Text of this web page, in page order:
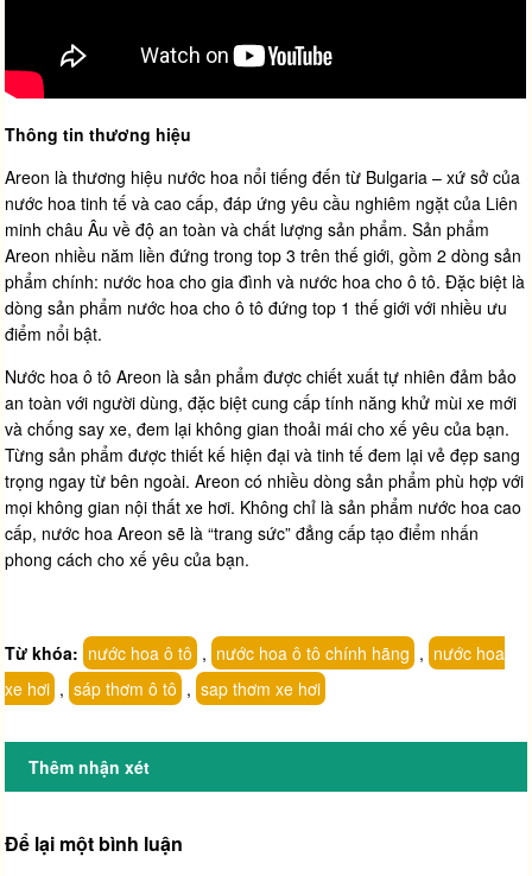
Thông tin thương hiệu
Areon là thương hiệu nước hoa nổi tiếng đến từ Bulgaria – xứ sở của
nước hoa tinh tế và cao cấp, đáp ứng yêu cầu nghiêm ngặt của Liên
minh châu Âu về độ an toàn và chất lượng sản phẩm. Sản phẩm
Areon nhiều năm liền đứng trong top 3 trên thế giới, gồm 2 dòng sản
phẩm chính: nước hoa cho gia đình và nước hoa cho ô tô. Đặc biệt là
dòng sản phẩm nước hoa cho ô tô đứng top 1 thế giới với nhiều ưu
điểm nổi bật.
Nước hoa ô tô Areon là sản phẩm được chiết xuất tự nhiên đảm bảo
an toàn với người dùng, đặc biệt cung cấp tính năng khử mùi xe mới
và chống say xe, đem lại không gian thoải mái cho xế yêu của bạn.
Từng sản phẩm được thiết kế hiện đại và tinh tế đem lại vẻ đẹp sang
trọng ngay từ bên ngoài. Areon có nhiều dòng sản phẩm phù hợp với
mọi không gian nội thất xe hơi. Không chỉ là sản phẩm nước hoa cao
cấp, nước hoa Areon sẽ là “trang sức” đẳng cấp tạo điểm nhấn
phong cách cho xế yêu của bạn.
Từ khóa: nước hoa ô tô , nước hoa ô tô chính hãng , nước hoa
xe hơi , sáp thơm ô tô , sap thơm xe hơi
Thêm nhận xét
Để lại một bình luận